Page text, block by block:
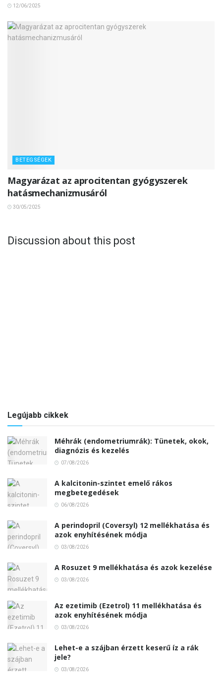
12/06/2025
BETEGSÉGEK
Magyarázat az aprocitentan gyógyszerek
hatásmechanizmusáról
30/05/2025
Discussion about this post
Legújabb cikkek
Méhrák (endometriumrák): Tünetek, okok,
diagnózis és kezelés
07/08/2026
A kalcitonin-szintet emelő rákos
megbetegedések
06/08/2026
A perindopril (Coversyl) 12 mellékhatása és
azok enyhítésének módja
03/08/2026
A Rosuzet 9 mellékhatása és azok kezelése
03/08/2026
Az ezetimib (Ezetrol) 11 mellékhatása és
azok enyhítésének módja
03/08/2026
Lehet-e a szájban érzett keserű íz a rák
jele?
03/08/2026